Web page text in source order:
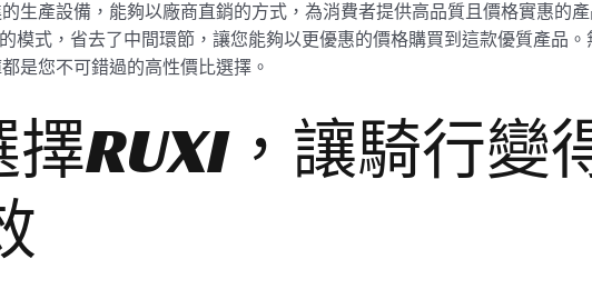
生產設備，能夠以廠商直銷的方式，為消費者提供高品質且價格實惠的
模式，省去了中間環節，讓您能夠以更優惠的價格購買到這款優質產品
是您不可錯過的高性價比選擇。
RUXI，讓騎行變